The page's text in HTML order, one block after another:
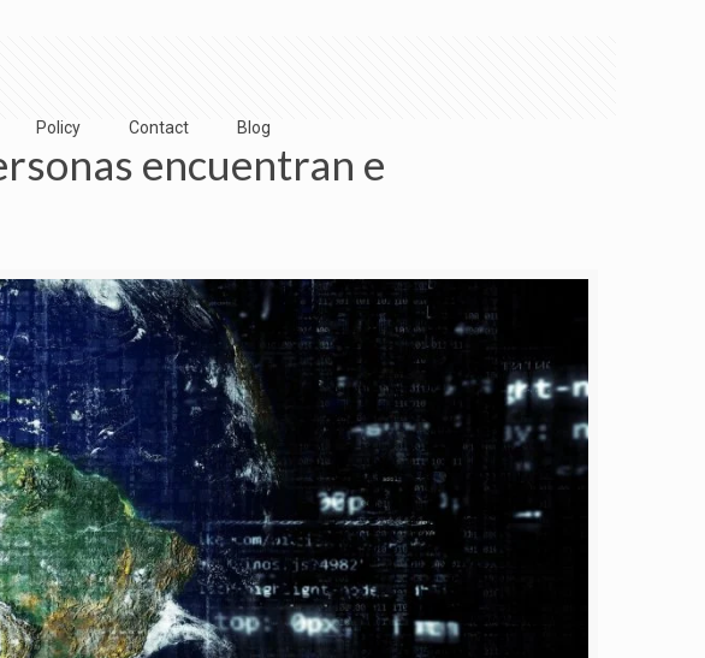
Policy Contact Blog
encuentran e